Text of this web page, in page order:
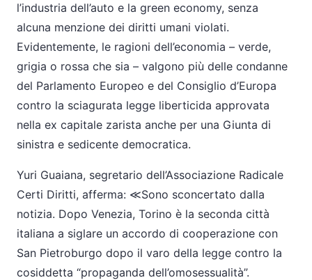
l’industria dell’auto e la green economy, senza
alcuna menzione dei diritti umani violati.
Evidentemente, le ragioni dell’economia – verde,
grigia o rossa che sia – valgono più delle condanne
del Parlamento Europeo e del Consiglio d’Europa
contro la sciagurata legge liberticida approvata
nella ex capitale zarista anche per una Giunta di
sinistra e sedicente democratica.
Yuri Guaiana, segretario dell’Associazione Radicale
Certi Diritti, afferma: ≪Sono sconcertato dalla
notizia. Dopo Venezia, Torino è la seconda città
italiana a siglare un accordo di cooperazione con
San Pietroburgo dopo il varo della legge contro la
cosiddetta “propaganda dell’omosessualità”.